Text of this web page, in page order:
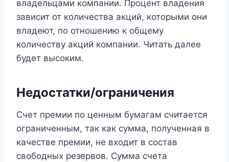
владельцами компании. Процент владения
зависит от количества акций, которыми они
владеют, по отношению к общему
количеству акций компании. Читать далее
будет высоким.
Недостатки/ограничения
Счет премии по ценным бумагам считается
ограниченным, так как сумма, полученная в
качестве премии, не входит в состав
свободных резервов. Сумма счета